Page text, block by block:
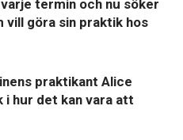
termin och nu söker
vill göra sin praktik hos
praktikant Alice
hur det kan vara att